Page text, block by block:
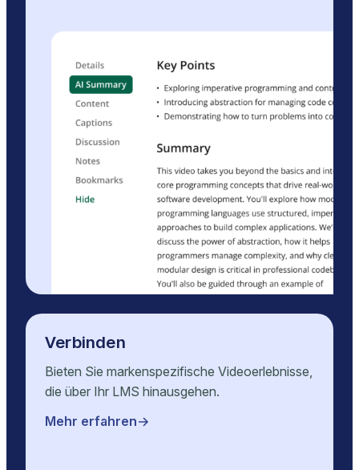
Verbinden
Bieten Sie markenspezifische Videoerlebnisse,
die über Ihr LMS hinausgehen.
Mehr erfahren